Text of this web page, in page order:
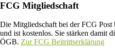
FCG Mitgliedschaft
Die Mitgliedschaft bei der FCG
und ist kostenlos. Sie stärken damit
ÖGB. Zur FCG Beitrittserklärung